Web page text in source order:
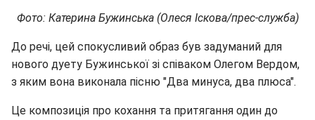
Фото: Катерина Бужинська (Олеся Іскова/прес-служба)
До речі, цей спокусливий образ був задуманий для
нового дуету Бужинської зі співаком Олегом Вердом,
з яким вона виконала пісню "Два минуса, два плюса".
Це композиція про кохання та притягання один до